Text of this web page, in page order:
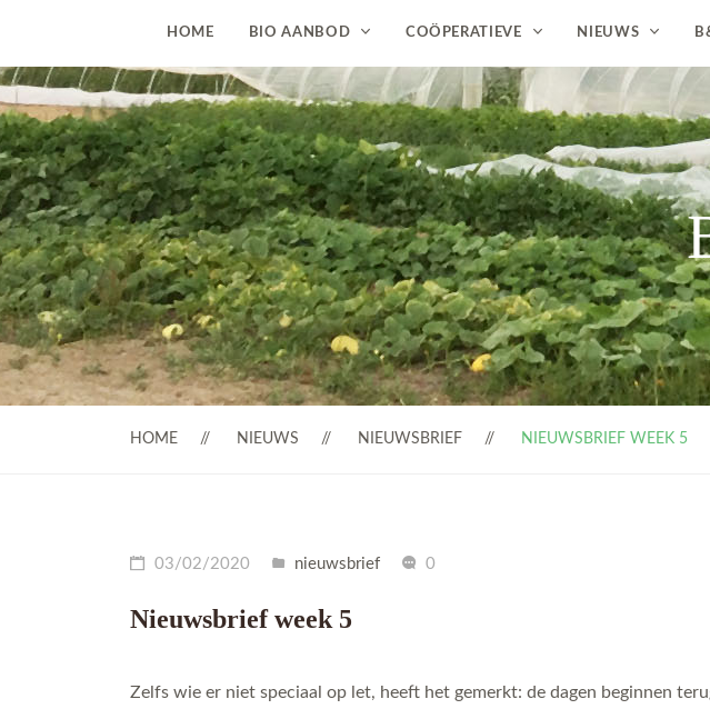
HOME BIO AANBOD COÖPERATIEVE NIEUWS
HOME NIEUWS NIEUWSBRIEF NIEUWSBRIEF WEEK 5
03/02/2020 nieuwsbrief 0
Nieuwsbrief week 5
Zelfs wie er niet speciaal op let, heeft het gemerkt: de dagen beginnen